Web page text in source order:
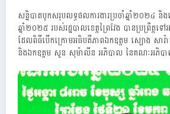
សន្និបាតបូកសរុបលទ្ធផលការងារប្រចាំឆ្នាំ២០២៤ និ
ឆ្នាំ២០២៥ របស់រដ្ឋបាលខេត្តព្រៃវែង បានប្រព្រឹត្តទ
ដែលពិធីបើកក្រោមអធិបតីភាពឯកឧត្តម ស្បោង សារ៉ាត
និងឯកឧត្តម សួន សុម៉ាលីន អភិបាល នៃគណៈអភិបាល